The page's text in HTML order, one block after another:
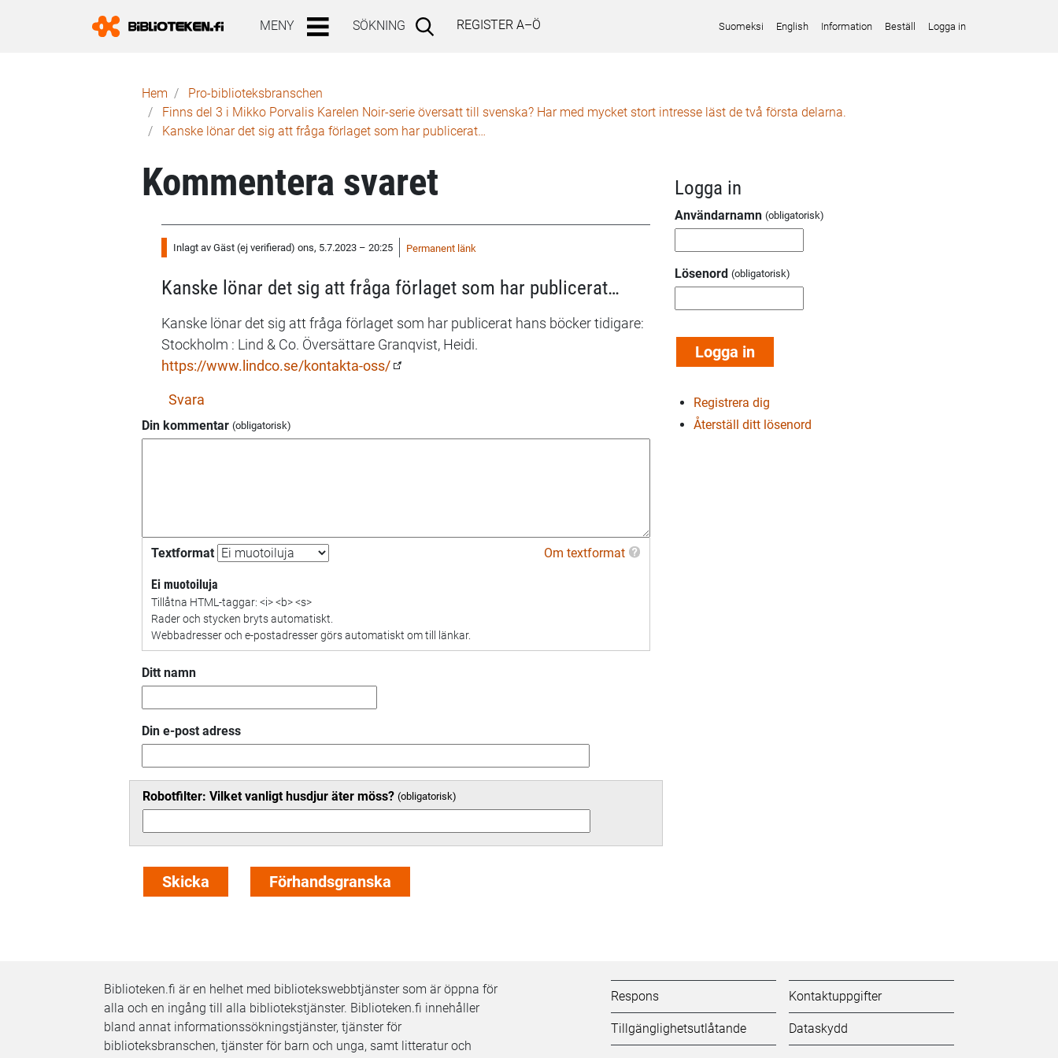
MENY SÖKNING REGISTER A–Ö Suomeksi English Information Beställ Logga in
Länkstig
Hem
Pro-biblioteks­branschen
Finns del 3 i Mikko Porvalis Karelen Noir-serie översatt till svenska? Har med mycket stort intresse läst de två första delarna.
Kanske lönar det sig att fråga förlaget som har publicerat…
Kommentera svaret
Inlagt av Gäst (ej verifierad) ons, 5.7.2023 – 20:25
Som
svar
på
har
ingen
översättning
av
del
Marja
Liisa
Larsson
(ej
verifierad)
Permanent länk
Kanske lönar det sig att fråga förlaget som har publicerat…
Kanske lönar det sig att fråga förlaget som har publicerat hans böcker tidigare:
Stockholm : Lind & Co. Översättare Granqvist, Heidi.
https://www.lindco.se/kontakta-oss/
Svara
Din kommentar
Om textformat
Textformat
Ei muotoiluja
Tillåtna HTML-taggar: <i> <b> <s>
Rader och stycken bryts automatiskt.
Webbadresser och e-postadresser görs automatiskt om till länkar.
Ditt namn
Din e-post adress
Robotfilter: Vilket vanligt husdjur äter möss?
Logga in
Användarnamn
Lösenord
Registrera dig
Återställ ditt lösenord
Biblioteken.fi är en helhet med bibliotekswebbtjänster som är öppna för
alla och en ingång till alla bibliotekstjänster. Biblioteken.fi innehåller
bland annat informationssökningstjänster, tjänster för
biblioteksbranschen, tjänster för barn och unga, samt litteratur och
Biblioteken.fi-
Respons Kontaktuppgifter
Tillgänglighetsutlåtande Dataskydd